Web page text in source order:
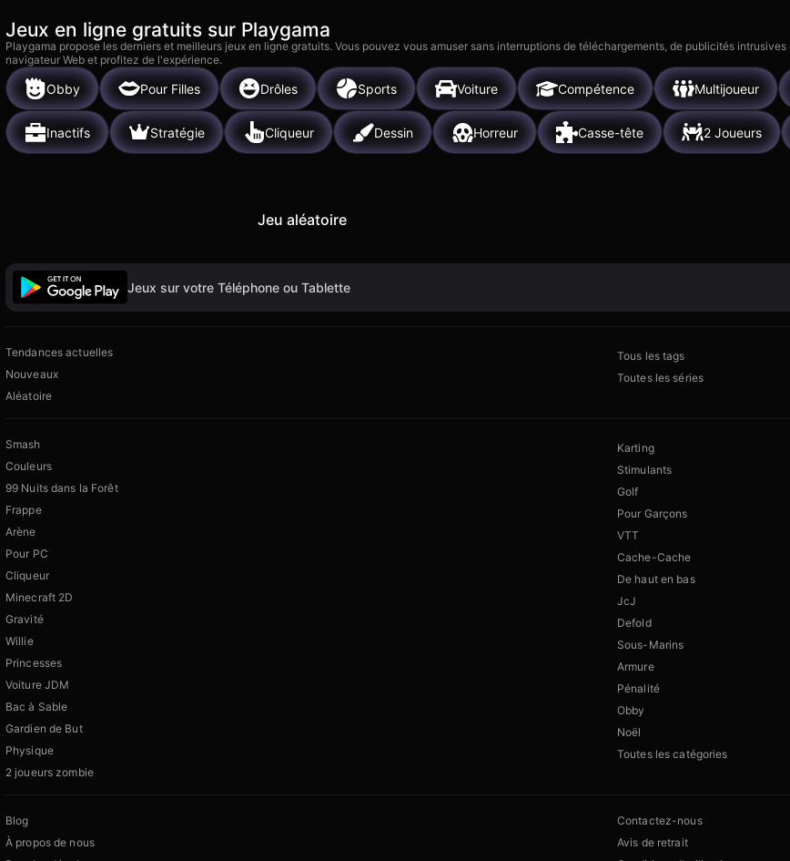
Jeux en ligne gratuits sur Playgama
Playgama propose les derniers et meilleurs jeux en ligne gratuits. Vous pouvez vous amuser sans interruptions de téléchargements, de publicités
navigateur Web et profitez de l'expérience.
Obby Pour Filles Drôles Sports Voiture Compétence Multijoueur
Inactifs Stratégie Cliqueur Dessin Horreur Casse-tête 2 Joueurs
Jeu aléatoire
Jeux sur votre Téléphone ou Tablette
Tendances actuelles
Nouveaux
Aléatoire
Tous les tags
Toutes les séries
Smash
Couleurs
99 Nuits dans la Forêt
Frappe
Arène
Pour PC
Cliqueur
Minecraft 2D
Gravité
Willie
Princesses
Voiture JDM
Bac à Sable
Gardien de But
Physique
2 joueurs zombie
Karting
Stimulants
Golf
Pour Garçons
VTT
Cache-Cache
De haut en bas
JcJ
Defold
Sous-Marins
Armure
Pénalité
Obby
Noël
Toutes les catégories
Blog
À propos de nous
Contactez-nous
Avis de retrait